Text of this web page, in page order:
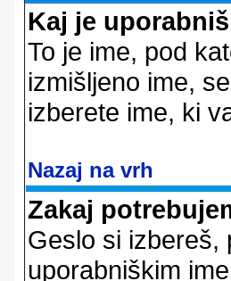
Kaj je
To je ime, pod
izmišljeno ime,
izberete ime, ki
Nazaj na vrh
Zakaj
Geslo si izbereš,
uporabniškim